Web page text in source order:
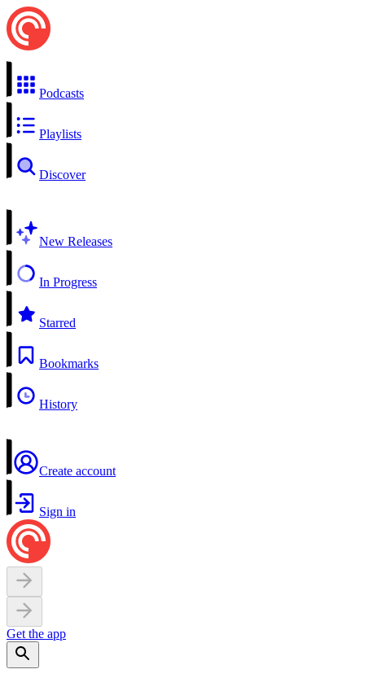
Podcasts
Playlists
Discover
New Releases
In Progress
Starred
Bookmarks
History
Create account
Sign in
Get the app